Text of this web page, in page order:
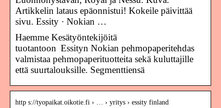
Artikkelin lataus epäonnistui! Kokeile päivittää
sivu. Essity · Nokian …
Haemme Kesätyöntekijöitä
tuotantoon Essityn Nokian pehmopaperitehdas
valmistaa pehmopaperituotteita sekä kuluttajille
että suurtalouksille. Segmenttiensä
http s://tyopaikat.oikotie.fi › … › yritys › essity finland